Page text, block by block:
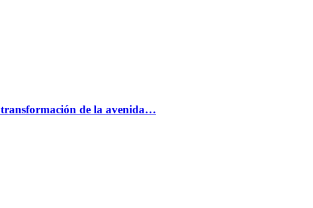
de la avenida…